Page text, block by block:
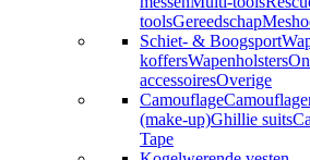
toolsGereedschap
Schiet- & Boogsport
koffersWapenholsters
accessoiresOverige
Camouflage
(make-up)Ghillie suits
Tape